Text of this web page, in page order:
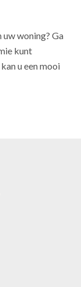
uw woning? Ga
kunt
u een mooi